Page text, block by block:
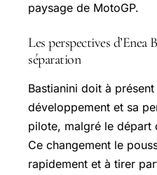
paysage de MotoGP.
Les perspectives d’Enea
séparation
Bastianini doit à
développement et sa
pilote, malgré le départ
Ce changement le
rapidement et à tirer